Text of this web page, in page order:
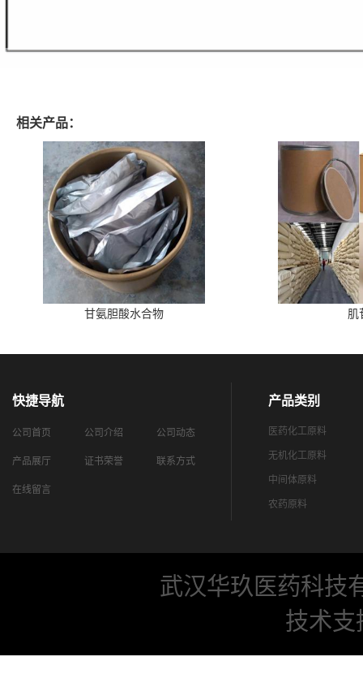
相关产品：
甘氨胆酸水合物 肌
快捷导航
公司首页 公司介绍 公司动态
产品展厅 证书荣誉 联系方式
在线留言
产品类别
医药化工原料
无机化工原料
中间体原料
农药原料
武汉华玖医药科技
技术